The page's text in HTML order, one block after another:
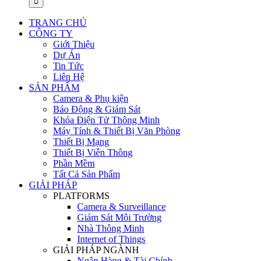
TRANG CHỦ
CÔNG TY
Giới Thiệu
Dự Án
Tin Tức
Liên Hệ
SẢN PHẨM
Camera & Phụ kiện
Báo Động & Giám Sát
Khóa Điện Tử Thông Minh
Máy Tính & Thiết Bị Văn Phòng
Thiết Bị Mạng
Thiết Bị Viễn Thông
Phần Mềm
Tất Cả Sản Phẩm
GIẢI PHÁP
PLATFORMS
Camera & Surveillance
Giám Sát Môi Trường
Nhà Thông Minh
Internet of Things
GIẢI PHÁP NGÀNH